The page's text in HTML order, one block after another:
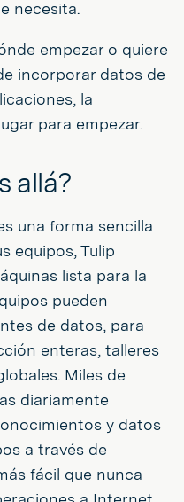
necesita.
empezar o quiere
incorporar datos de
la
para empezar.
allá?
una forma sencilla
equipos, Tulip
lista para la
pueden
de datos, para
enteras, talleres
Miles de
diariamente
y datos
a través de
fácil que nunca